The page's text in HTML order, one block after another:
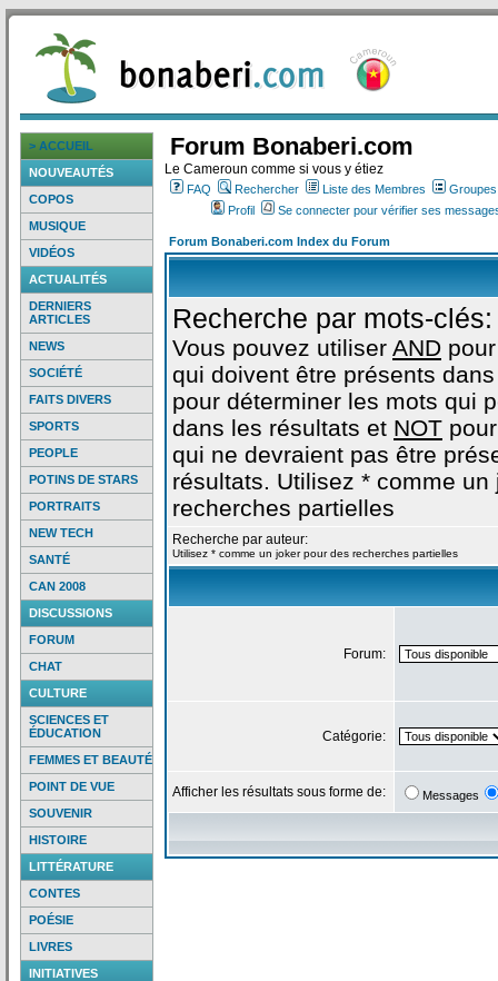
> ACCUEIL
NOUVEAUTÉS
COPOS
MUSIQUE
VIDÉOS
ACTUALITÉS
DERNIERS
ARTICLES
NEWS
SOCIÉTÉ
FAITS DIVERS
SPORTS
PEOPLE
POTINS DE STARS
PORTRAITS
NEW TECH
SANTÉ
CAN 2008
DISCUSSIONS
FORUM
CHAT
CULTURE
SCIENCES ET
ÉDUCATION
FEMMES ET BEAUTÉ
POINT DE VUE
SOUVENIR
HISTOIRE
LITTÉRATURE
CONTES
POÉSIE
LIVRES
INITIATIVES
Forum Bonaberi.com
Le Cameroun comme si vous y étiez
FAQ Rechercher Liste des Membres
Profil
Se connecter pour vérifier ses
Forum Bonaberi.com Index du Forum
Recherche par mots-clés:
Vous pouvez utiliser AND
qui doivent être présents
pour déterminer les mots qui
dans les résultats et NOT
qui ne devraient pas être
résultats. Utilisez * comme un
recherches partielles
Recherche par auteur:
Utilisez * comme un joker pour des recherches partielles
Forum:
Catégorie:
Afficher les résultats sous forme de: Messages